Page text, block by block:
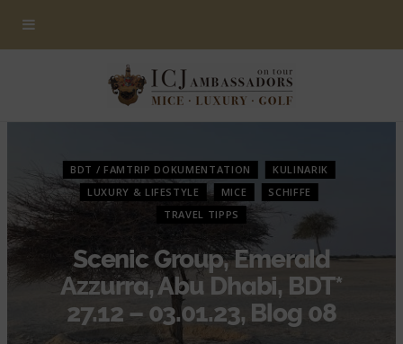
BDT / FAMTRIP DOKUMENTATION
KULINARIK
LUXURY & LIFESTYLE
MICE
SCHIFFE
TRAVEL TIPPS
Scenic Group, Emerald
Azzurra, Abu Dhabi, BDT*
27.12 – 03.01.23, Blog 08